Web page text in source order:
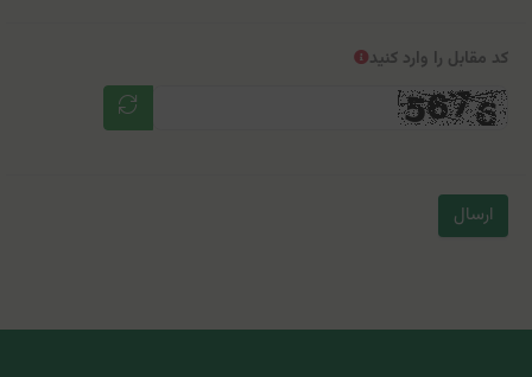
کد مقابل را وارد کنید
ارسال